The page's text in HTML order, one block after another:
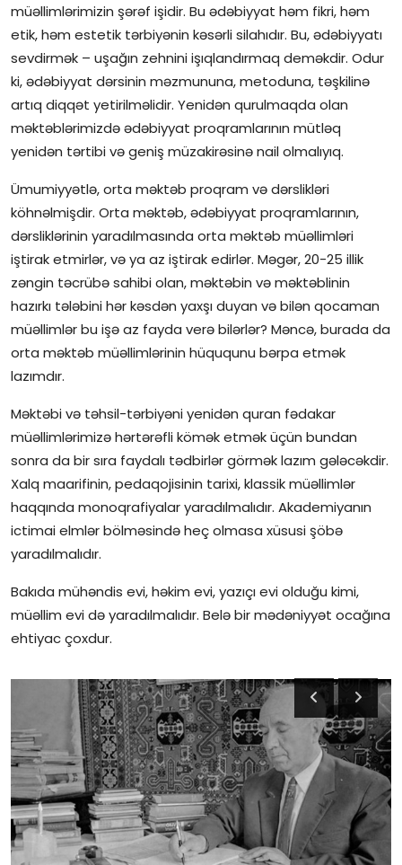
müəllimlərimizin şərəf işidir. Bu ədəbiyyat həm fikri, həm
etik, həm estetik tərbiyənin kəsərli silahıdır. Bu, ədəbiyyatı
sevdirmək – uşağın zehnini işıqlandırmaq deməkdir. Odur
ki, ədəbiyyat dərsinin məzmununa, metoduna, təşkilinə
artıq diqqət yetirilməlidir. Yenidən qurulmaqda olan
məktəblərimizdə ədəbiyyat proqramlarının mütləq
yenidən tərtibi və geniş müzakirəsinə nail olmalıyıq.
Ümumiyyətlə, orta məktəb proqram və dərslikləri
köhnəlmişdir. Orta məktəb, ədəbiyyat proqramlarının,
dərsliklərinin yaradılmasında orta məktəb müəllimləri
iştirak etmirlər, və ya az iştirak edirlər. Məgər, 20-25 illik
zəngin təcrübə sahibi olan, məktəbin və məktəblinin
hazırkı tələbini hər kəsdən yaxşı duyan və bilən qocaman
müəllimlər bu işə az fayda verə bilərlər? Məncə, burada da
orta məktəb müəllimlərinin hüququnu bərpa etmək
lazımdır.
Məktəbi və təhsil-tərbiyəni yenidən quran fədakar
müəllimlərimizə hərtərəfli kömək etmək üçün bundan
sonra da bir sıra faydalı tədbirlər görmək lazım gələcəkdir.
Xalq maarifinin, pedaqojisinin tarixi, klassik müəllimlər
haqqında monoqrafiyalar yaradılmalıdır. Akademiyanın
ictimai elmlər bölməsində heç olmasa xüsusi şöbə
yaradılmalıdır.
Bakıda mühəndis evi, həkim evi, yazıçı evi olduğu kimi,
müəllim evi də yaradılmalıdır. Belə bir mədəniyyət ocağına
ehtiyac çoxdur.